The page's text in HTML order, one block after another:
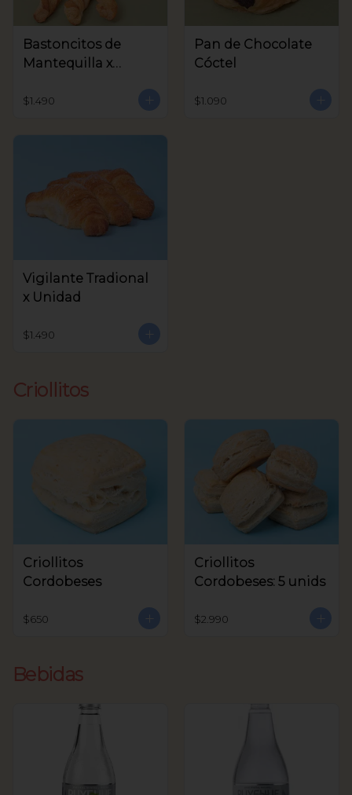
Bastoncitos de
Mantequilla x
$1.490
Pan de Chocolate
Cóctel
$1.090
Vigilante Tradional
x Unidad
$1.490
Criollitos
Criollitos
Cordobeses
$650
Criollitos
Cordobeses: 5 unids
$2.990
Bebidas